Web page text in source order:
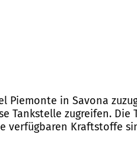
Piemonte in Savona
Tankstelle zugreifen.
Kraftstoffe